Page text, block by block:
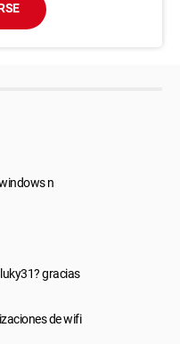
n
gracias
de wifi